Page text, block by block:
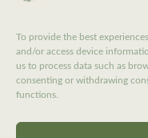
To provide the best
and/or access device
us to process data such as
consenting or withdrawing
functions.
Compartir
[taxonomia de termes